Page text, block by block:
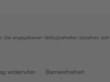
angegebenen Verfügbarkeiten beziehen
widerrufen Barrierefreiheit